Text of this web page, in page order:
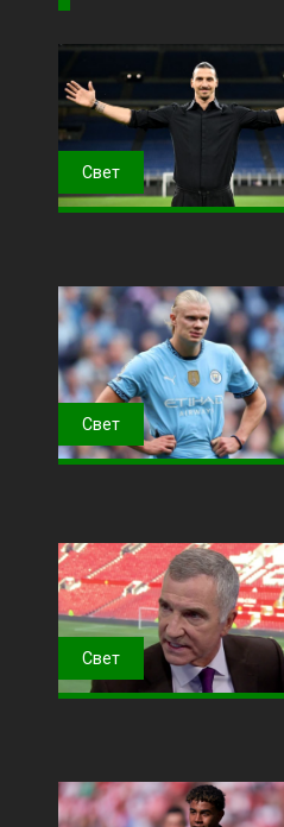
Свет
Свет
Свет